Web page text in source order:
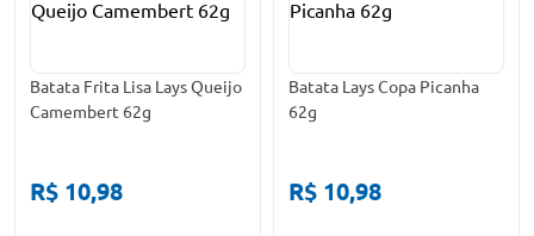
Batata Frita Lisa Lays Queijo
Camembert 62g
R$ 10,98
Batata Lays Copa Picanha
62g
R$ 10,98